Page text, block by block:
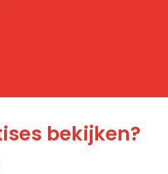
bekijken?